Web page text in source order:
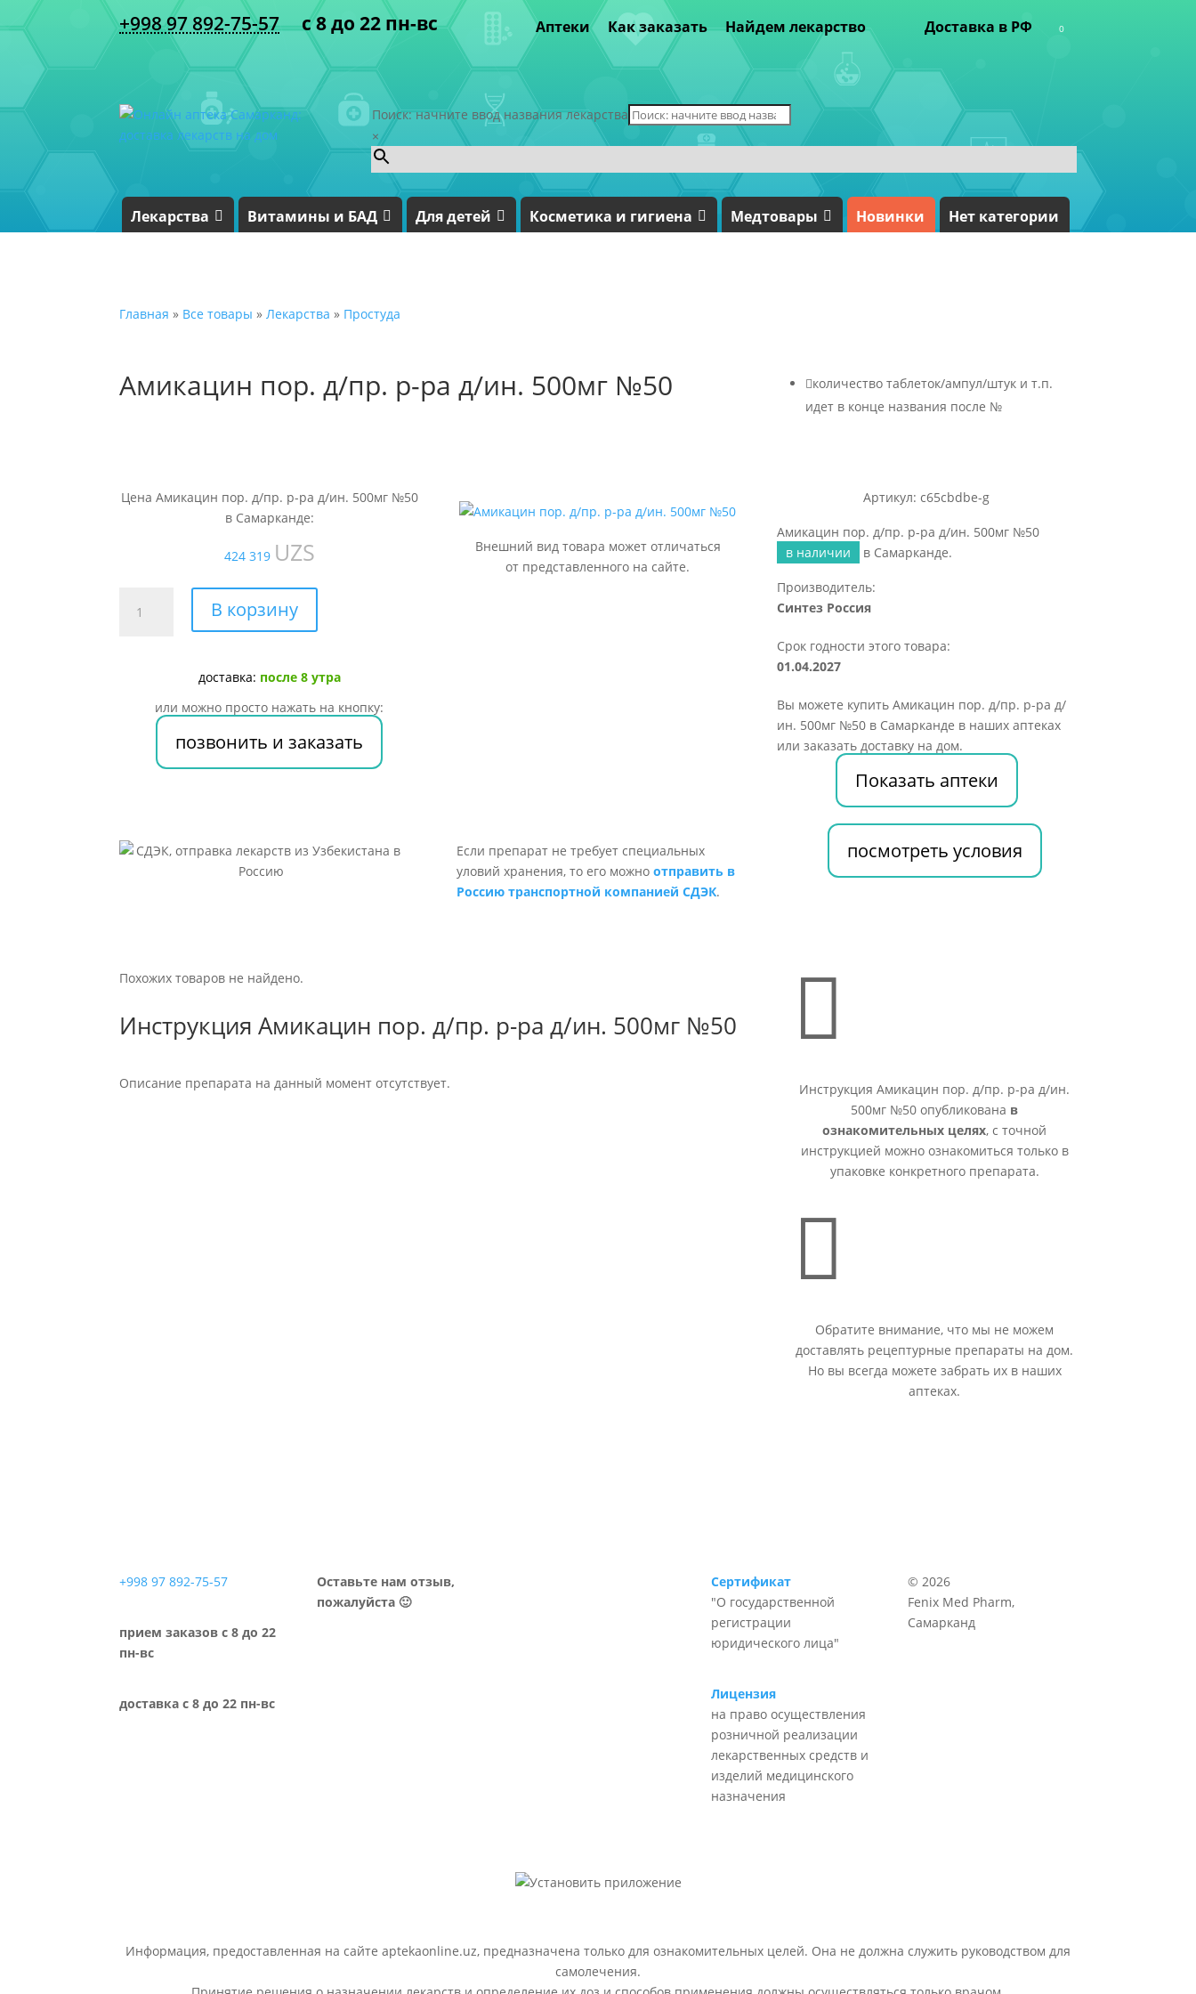
+998 97 892-75-57 с 8 до 22 пн-вс Аптеки Как заказать Найдем лекарство Доставка в РФ 0
Поиск: начните ввод названия лекарства
×
Лекарства Витамины и БАД Для детей Косметика и гигиена Медтовары Новинки Нет категории
Главная » Все товары » Лекарства » Простуда
Амикацин пор. д/пр. р-ра д/ин. 500мг №50 количество таблеток/ампул/штук и т.п.
идет в конце названия после №
Цена Амикацин пор. д/пр. р-ра д/ин. 500мг №50
в Самарканде:
424 319 UZS
товара
В корзину
доставка: после 8 утра
или можно просто нажать на кнопку:
позвонить и заказать
Внешний вид товара может отличаться
от представленного на сайте.
Артикул: c65cbdbe-g
Амикацин пор. д/пр. р-ра д/ин. 500мг №50
в наличии
в Самарканде.
Производитель:
Синтез Россия
Срок годности этого товара:
01.04.2027
Вы можете купить Амикацин пор. д/пр. р-ра д/
ин. 500мг №50 в Самарканде в наших аптеках
или заказать доставку на дом.
Показать аптеки
Если препарат не требует специальных
уловий хранения, то его можно отправить в
Россию транспортной компанией СДЭК.
посмотреть условия
Похожих товаров не найдено.
Инструкция Амикацин пор. д/пр. р-ра д/ин. 500мг №50
Описание препарата на данный момент отсутствует.

Инструкция Амикацин пор. д/пр. р-ра д/ин.
500мг №50 опубликована в
ознакомительных целях, с точной
инструкцией можно ознакомиться только в
упаковке конкретного препарата.

Обратите внимание, что мы не можем
доставлять рецептурные препараты на дом.
Но вы всегда можете забрать их в наших
аптеках.
+998 97 892-75-57
прием заказов с 8 до 22
пн-вс
доставка с 8 до 22 пн-вс
Оставьте нам отзыв,
пожалуйста 🙂
Сертификат
"О государственной
регистрации
юридического лица"
Лицензия
на право осуществления
розничной реализации
лекарственных средств и
изделий медицинского
назначения
© 2026
Fenix Med Pharm,
Самарканд
Информация, предоставленная на сайте aptekaonline.uz, предназначена только для ознакомительных целей. Она не должна служить руководством для
самолечения.